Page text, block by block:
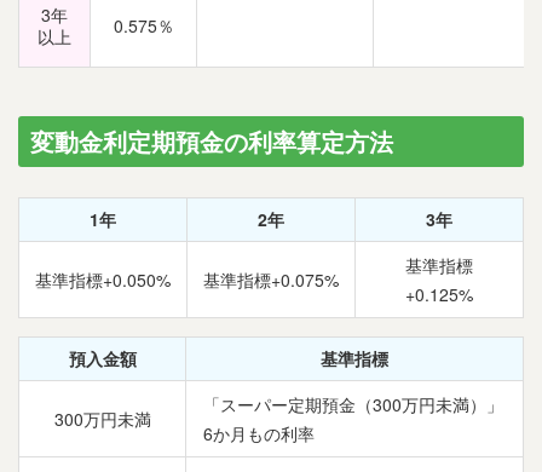
3年
以上
0.575％
変動金利定期預金の利率算定方法
1年 2年 3年
基準指標+0.050% 基準指標+0.075%
基準指標
+0.125%
預入金額 基準指標
300万円未満
「スーパー定期預金（300万円未満）」
6か月もの利率